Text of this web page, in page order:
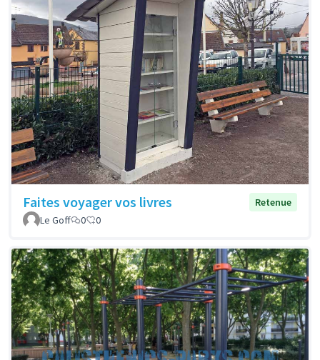
Faites voyager vos livres
Retenue
Le Goff
0 0